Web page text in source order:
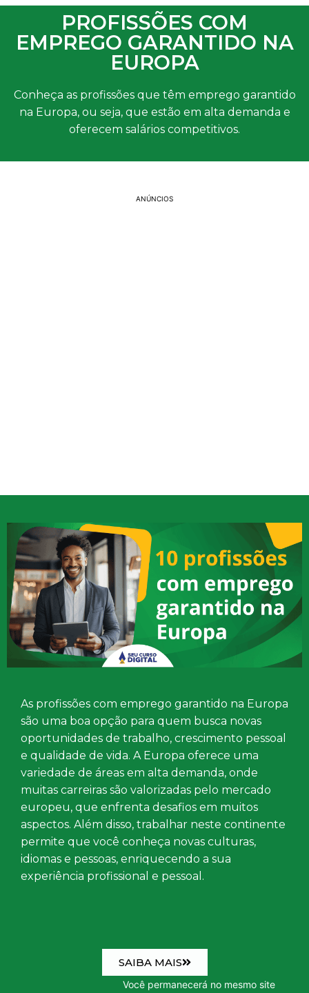
PROFISSÕES COM
EMPREGO GARANTIDO NA
EUROPA
Conheça as profissões que têm emprego garantido
na Europa, ou seja, que estão em alta demanda e
oferecem salários competitivos.
ANÚNCIOS
As profissões com emprego garantido na Europa
são uma boa opção para quem busca novas
oportunidades de trabalho, crescimento pessoal
e qualidade de vida. A Europa oferece uma
variedade de áreas em alta demanda, onde
muitas carreiras são valorizadas pelo mercado
europeu, que enfrenta desafios em muitos
aspectos. Além disso, trabalhar neste continente
permite que você conheça novas culturas,
idiomas e pessoas, enriquecendo a sua
experiência profissional e pessoal.
SAIBA MAIS
Você permanecerá no mesmo site